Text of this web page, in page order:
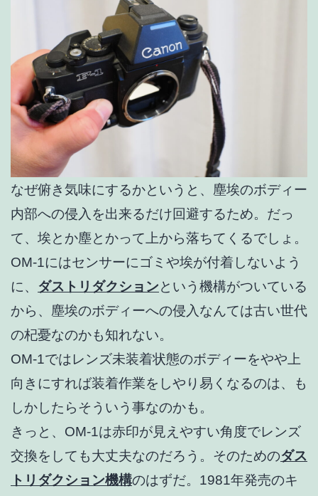
なぜ俯き気味にするかというと、塵埃のボディー
内部への侵入を出来るだけ回避するため。だっ
て、埃とか塵とかって上から落ちてくるでしょ。
OM-1にはセンサーにゴミや埃が付着しないよう
に、 ダストリダクションという機構がついている
から、塵埃のボディーへの侵入なんては古い世代
の杞憂なのかも知れない。
OM-1ではレンズ未装着状態のボディーをやや上
向きにすれば装着作業をしやり易くなるのは、も
しかしたらそういう事なのかも。
きっと、OM-1は赤印が見えやすい角度でレンズ
交換をしても大丈夫なのだろう。そのためのダス
トリダクション機構のはずだ。1981年発売のキ